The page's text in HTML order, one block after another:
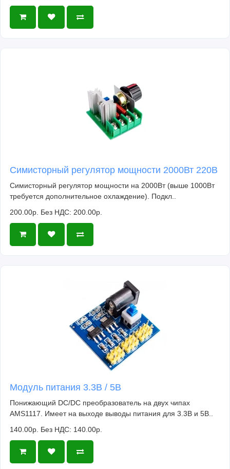
Симисторный регулятор мощности 2000Вт 220В
Симисторный регулятор мощности на 2000Вт (выше 1000Вт
требуется дополнительное охлаждение). Подкл..
200.00р. Без НДС: 200.00р.
Модуль питания 3.3В / 5В
Понижающий DC/DC преобразователь на двух чипах
AMS1117. Имеет на выходе выводы питания для 3.3В и 5В..
140.00р. Без НДС: 140.00р.